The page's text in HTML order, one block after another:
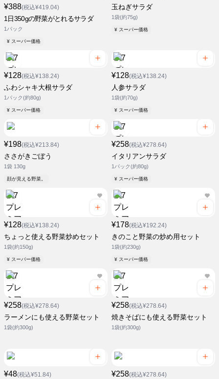
¥388(税込¥419.04)
1日350gの野菜がとれるサラダ
1パック
¥ スーパー価格
玉ねぎサラダ
1袋(約75g)
¥ スーパー価格
¥128(税込¥138.24)
ふわシャキ大根サラダ
1パック(約80g)
¥ スーパー価格
¥128(税込¥138.24)
人参サラダ
1袋(約70g)
¥ スーパー価格
¥198(税込¥213.84)
ささがきごぼう
1袋 130g
顔が見える野菜。
¥258(税込¥278.64)
イタリアンサラダ
1パック(約80g)
¥ スーパー価格
¥128(税込¥138.24)
ちょっと使える野菜炒めセット
1袋(約150g)
¥ スーパー価格
¥178(税込¥192.24)
きのこと野菜の炒め用セット
1袋(約230g)
¥ スーパー価格
¥258(税込¥278.64)
ラーメンにも使える野菜セット
1袋(約300g)
¥258(税込¥278.64)
焼きそばにも使える野菜セット
1袋(約300g)
¥48(税込¥51.84) ¥258(税込¥278.64)